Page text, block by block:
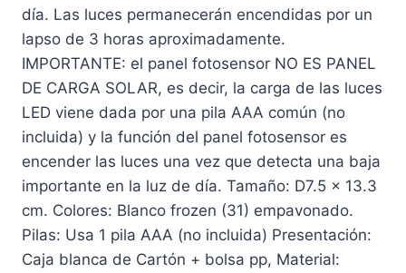
día. Las luces permanecerán encendidas por un
lapso de 3 horas aproximadamente.
IMPORTANTE: el panel fotosensor NO ES PANEL
DE CARGA SOLAR, es decir, la carga de las luces
LED viene dada por una pila AAA común (no
incluida) y la función del panel fotosensor es
encender las luces una vez que detecta una baja
importante en la luz de día. Tamaño: D7.5 x 13.3
cm. Colores: Blanco frozen (31) empavonado.
Pilas: Usa 1 pila AAA (no incluida) Presentación:
Caja blanca de Cartón + bolsa pp, Material: